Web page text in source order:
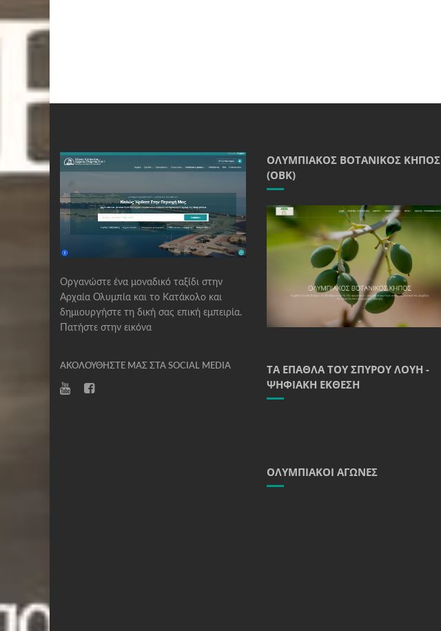
Οργανώστε ένα μοναδικό ταξίδι στην
Αρχαία Ολυμπία και το Κατάκολο και
δημιουργήστε τη δική σας επική εμπειρία.
Πατήστε στην εικόνα
ΑΚΟΛΟΥΘΉΣΤΕ ΜΑΣ ΣΤΑ SOCIAL MEDIA
ΟΛΥΜΠΙΑΚΌΣ ΒΟΤΑΝΙΚΌΣ ΚΉΠΟΣ
(ΟΒΚ)
ΤΑ ΈΠΑΘΛΑ ΤΟΥ ΣΠΎΡΟΥ ΛΟΎΗ -
ΨΗΦΙΑΚΉ ΈΚΘΕΣΗ
ΟΛΥΜΠΙΑΚΟΊ ΑΓΏΝΕΣ